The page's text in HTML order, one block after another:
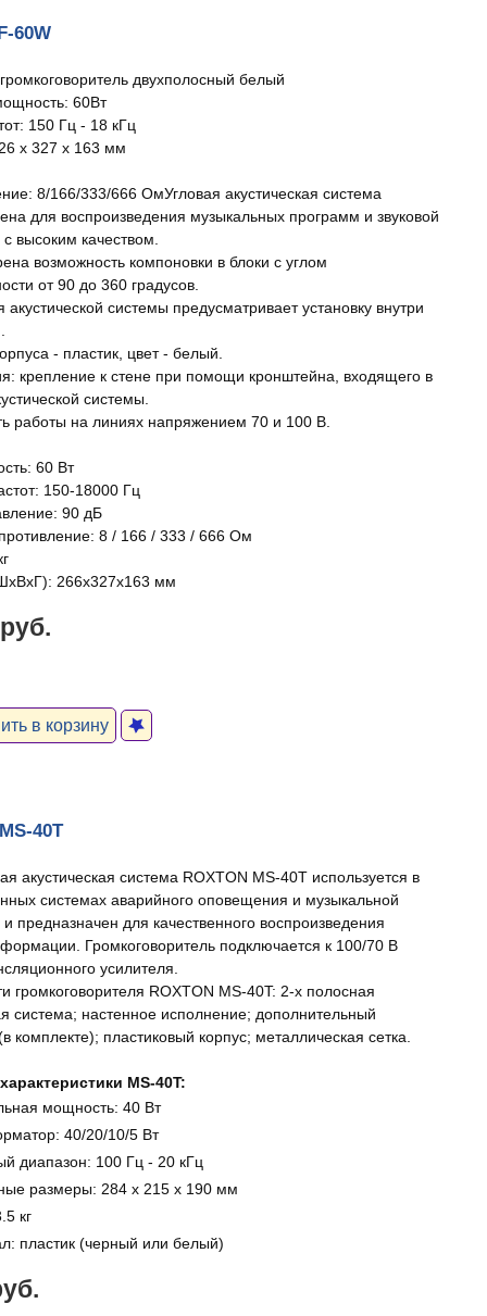
60W
двухполосный белый
60Вт
150 Гц - 18 кГц
x 327 x 163 мм
8/166/333/666 ОмУгловая акустическая система
для воспроизведения музыкальных программ и звуковой
высоким качеством.
возможность компоновки в блоки с углом
от 90 до 360 градусов.
акустической системы предусматривает установку внутри
- пластик, цвет - белый.
крепление к стене при помощи кронштейна, входящего в
системы.
работы на линиях напряжением 70 и 100 В.
60 Вт
150-18000 Гц
90 дБ
8 / 166 / 333 / 666 Ом
266х327х163 мм
в корзину
40T
акустическая система ROXTON MS-40T используется в
системах аварийного оповещения и музыкальной
предназначен для качественного воспроизведения
Громкоговоритель подключается к 100/70 В
усилителя.
громкоговорителя ROXTON MS-40T: 2-х полосная
система; настенное исполнение; дополнительный
комплекте); пластиковый корпус; металлическая сетка.
MS-40T:
мощность: 40 Вт
40/20/10/5 Вт
диапазон: 100 Гц - 20 кГц
размеры: 284 x 215 x 190 мм
кг
пластик (черный или белый)